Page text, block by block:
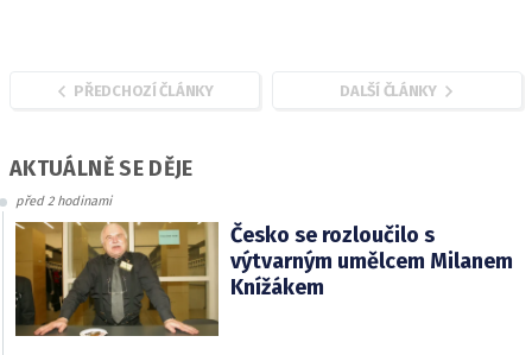
PŘEDCHOZÍ ČLÁNKY DALŠÍ ČLÁNKY
AKTUÁLNĚ SE DĚJE
před 2 hodinami
Česko se rozloučilo s
výtvarným umělcem Milanem
Knížákem